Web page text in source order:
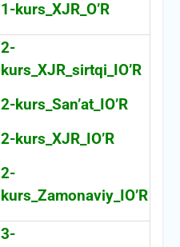
1-kurs_XJR_O’R
2-
kurs_XJR_sirtqi_IO’R
2-kurs_San’at_IO’R
2-kurs_XJR_IO’R
2-
kurs_Zamonaviy_IO’R
3-